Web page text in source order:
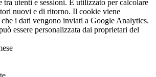
tra utenti e sessioni. È utilizzato per calcolare
nuovi e di ritorno. Il cookie viene
i dati vengono inviati a Google Analytics.
essere personalizzata dai proprietari del